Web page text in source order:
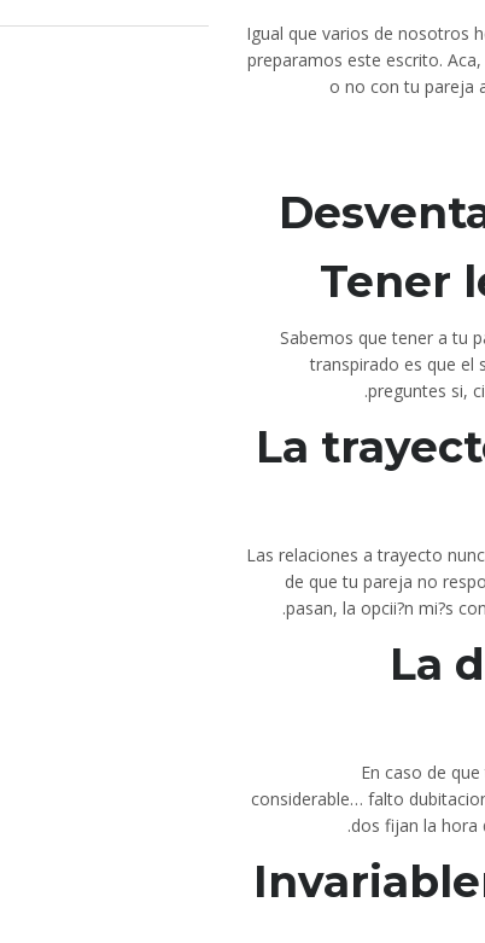
Igual que varios de nosotros
preparamos este escrito.
o no con tu pareja
Tener
Sabemos que tener a tu
transpirado es que el
preguntes si,
La
Las relaciones a trayecto
de que tu pareja no
pasan, la opcii?n mi?s
La
En caso de
considerable… falto
dos fijan la hora